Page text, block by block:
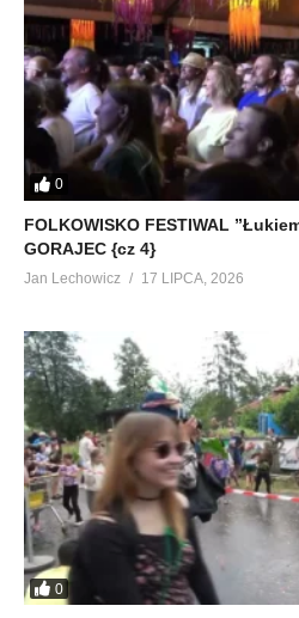
0
FOLKOWISKO FESTIWAL
GORAJEC {cz 4}
Jan Lechowicz 17 LIPCA, 2026
0